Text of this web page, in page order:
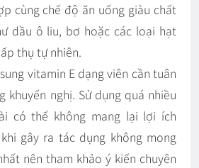
cùng chế độ ăn uống giàu chất
dầu ô liu, bơ hoặc các loại hạt
thụ tự nhiên.
vitamin E dạng viên cần tuân
khuyến nghị. Sử dụng quá nhiều
có thể không mang lại lợi ích
gây ra tác dụng không mong
nên tham khảo ý kiến chuyên